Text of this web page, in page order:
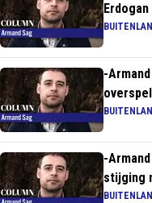
-
-
stijging